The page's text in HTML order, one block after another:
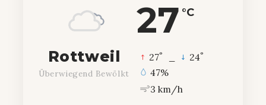
27 °C
Rottweil
Überwiegend Bewölkt
27° 24°
47%
3 km/h